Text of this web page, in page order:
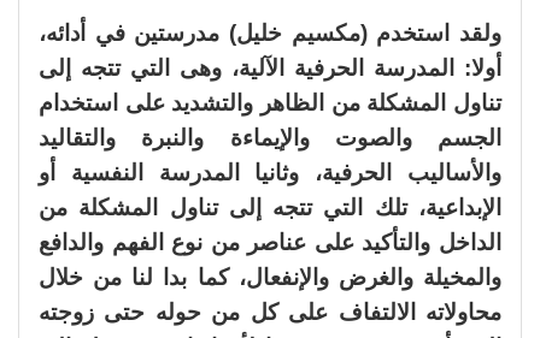
ولقد استخدم (مكسيم خليل) مدرستين في أدائه،
أولا: المدرسة الحرفية الآلية، وهى التي تتجه إلى
تناول المشكلة من الظاهر والتشديد على استخدام
الجسم والصوت والإيماءة والنبرة والتقاليد
والأساليب الحرفية، وثانيا المدرسة النفسية أو
الإبداعية، تلك التي تتجه إلى تناول المشكلة من
الداخل والتأكيد على عناصر من نوع الفهم والدافع
والمخيلة والغرض والإنفعال، كما بدا لنا من خلال
محاولاته الالتفاف على كل من حوله حتى زوجته